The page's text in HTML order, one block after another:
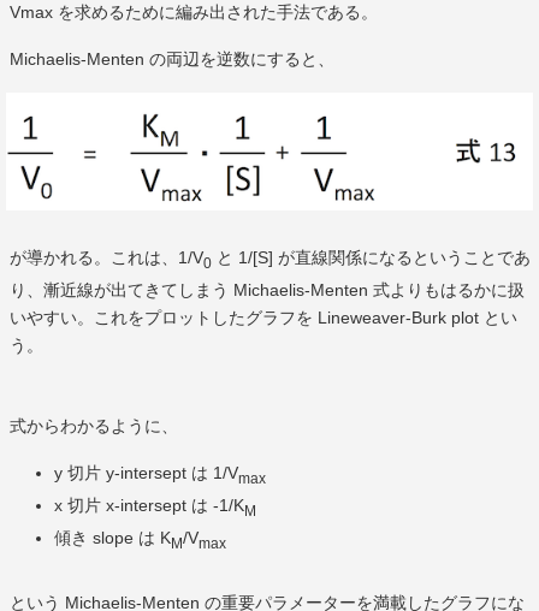
Vmax を求めるために編み出された手法である。
Michaelis-Menten の両辺を逆数にすると、
が導かれる。これは、1/V0 と 1/[S] が直線関係になるということであ
り、漸近線が出てきてしまう Michaelis-Menten 式よりもはるかに扱
いやすい。これをプロットしたグラフを Lineweaver-Burk plot とい
う。
式からわかるように、
y 切片 y-intersept は 1/Vmax
x 切片 x-intersept は -1/KM
傾き slope は KM/Vmax
という Michaelis-Menten の重要パラメーターを満載したグラフにな